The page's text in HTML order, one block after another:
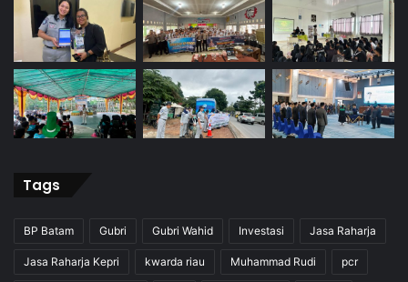
Tags
BP Batam Gubri Gubri Wahid Investasi Jasa Raharja
Jasa Raharja Kepri kwarda riau Muhammad Rudi pcr